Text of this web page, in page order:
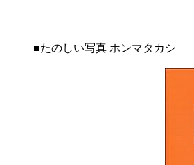
■たのしい写真 ホンマタカシ